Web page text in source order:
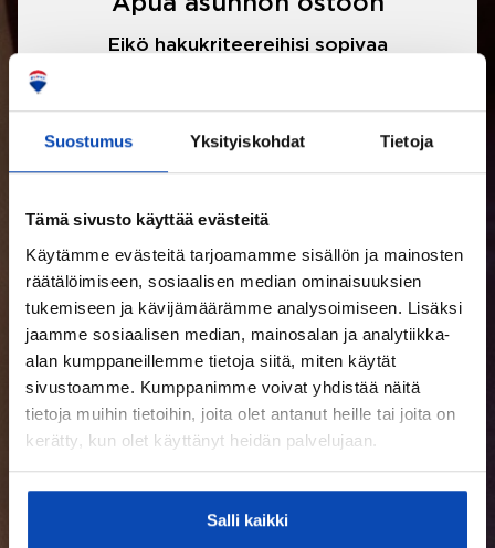
Suostumus Yksityiskohdat Tietoja
Tämä sivusto käyttää evästeitä
Käytämme evästeitä tarjoamamme sisällön ja mainosten
räätälöimiseen, sosiaalisen median ominaisuuksien
tukemiseen ja kävijämäärämme analysoimiseen. Lisäksi
jaamme sosiaalisen median, mainosalan ja analytiikka-
alan kumppaneillemme tietoja siitä, miten käytät
sivustoamme. Kumppanimme voivat yhdistää näitä
tietoja muihin tietoihin, joita olet antanut heille tai joita on
kerätty, kun olet käyttänyt heidän palvelujaan.
Salli kaikki
Apua asunnon ostoon
Eikö hakukriteereihisi sopivaa
LUE LISÄÄ